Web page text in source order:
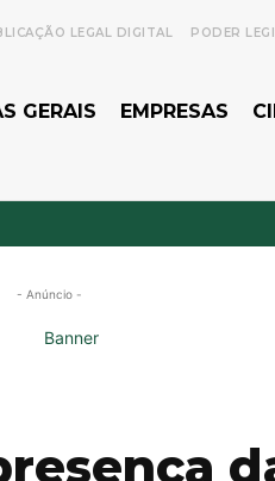
LEGAL DIGITAL PODER
GERAIS EMPRESAS
- Anúncio -